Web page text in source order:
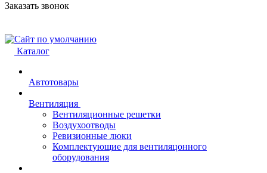
Заказать звонок
Каталог
Автотовары
Вентиляция
Вентиляционные решетки
Воздухоотводы
Ревизионные люки
Комплектующие для вентиляцонного
оборудования